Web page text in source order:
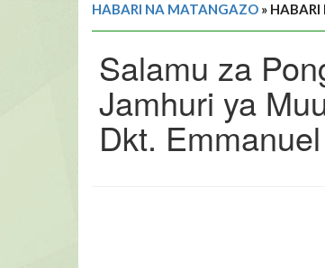
HABARI NA MATANGAZO »
Salamu za
Jamhuri ya
Dkt.